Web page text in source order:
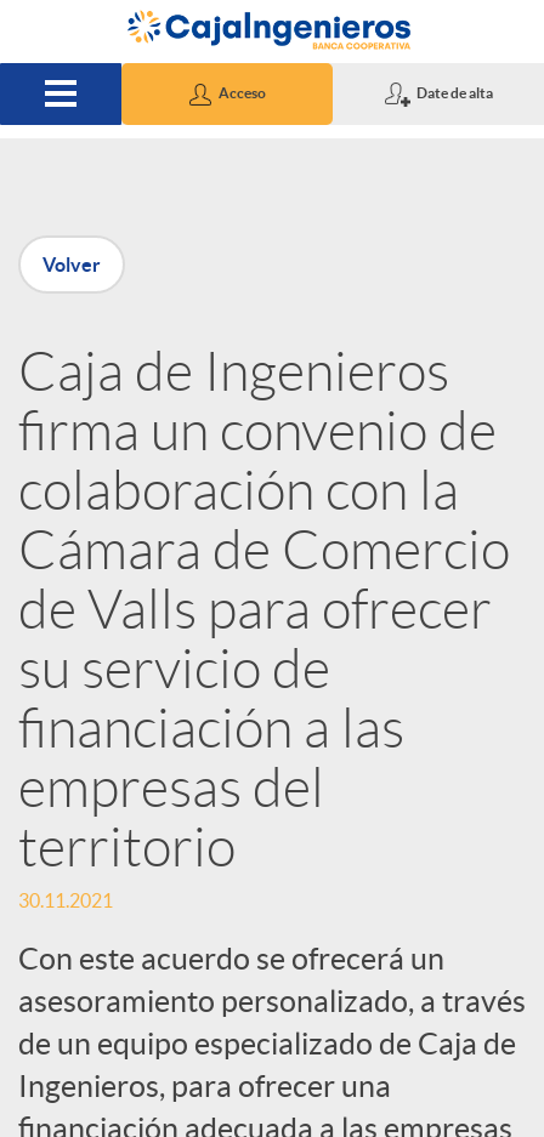
Saltar al contenido principal
Acceso Date de alta
P
u
b
l
i
c
a
d
o
r
d
e
Volver
Caja de Ingenieros
firma un convenio de
colaboración con la
Cámara de Comercio
de Valls para ofrecer
su servicio de
financiación a las
empresas del
territorio
30.11.2021
Con este acuerdo se ofrecerá un
asesoramiento personalizado, a través
de un equipo especializado de Caja de
Ingenieros, para ofrecer una
financiación adecuada a las empresas